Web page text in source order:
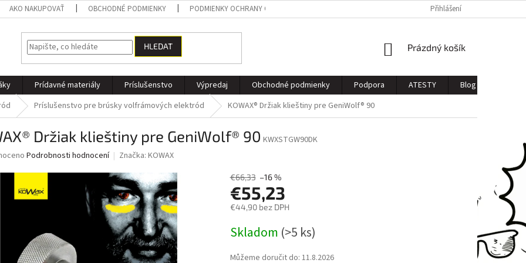
AKO NAKUPOVAŤ OBCHODNÉ PODMIENKY PODMIENKY OCHRANY OSOBNÝCH ÚDAJOV Přihlášení
HLEDAT
NÁKUPNÍ
Prázdný košík
Prídavné materiály Príslušenstvo Výpredaj Obchodné podmienky Podpora ATESTY Blog
Príslušenstvo pre brúsky volfrámových elektród KOWAX® Držiak klieštiny pre GeniWolf® 90
Držiak klieštiny pre GeniWolf® 90 KWXSTGW90DK
Podrobnosti hodnocení Značka: KOWAX
€66,33 –16 %
€55,23
€44,90 bez DPH
cena:
Skladom (>5 ks)
Můžeme doručit do: 11.8.2026